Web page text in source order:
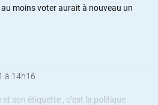
moins voter aurait à nouveau un
à 14h16
son étiquette , c’est la politique